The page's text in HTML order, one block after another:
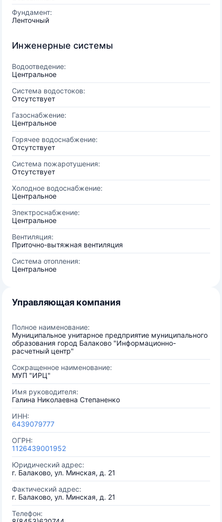
Фундамент:
Ленточный
Инженерные системы
Водоотведение:
Центральное
Система водостоков:
Отсутствует
Газоснабжение:
Центральное
Горячее водоснабжение:
Отсутствует
Система пожаротушения:
Отсутствует
Холодное водоснабжение:
Центральное
Электроснабжение:
Центральное
Вентиляция:
Приточно-вытяжная вентиляция
Система отопления:
Центральное
Управляющая компания
Полное наименование:
Муниципальное унитарное предприятие муниципального
образования город Балаково "Информационно-
расчетный центр"
Сокращенное наименование:
МУП "ИРЦ"
Имя руководителя:
Галина Николаевна Степаненко
ИНН:
6439079777
ОГРН:
1126439001952
Юридический адрес:
г. Балаково, ул. Минская, д. 21
Фактический адрес:
г. Балаково, ул. Минская, д. 21
Телефон: